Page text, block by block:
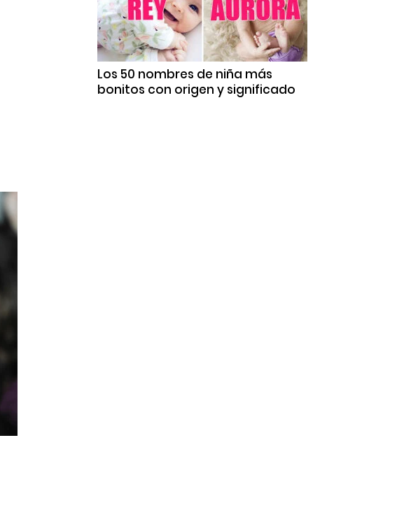
Los 50 nombres de niña más
bonitos con origen y significado